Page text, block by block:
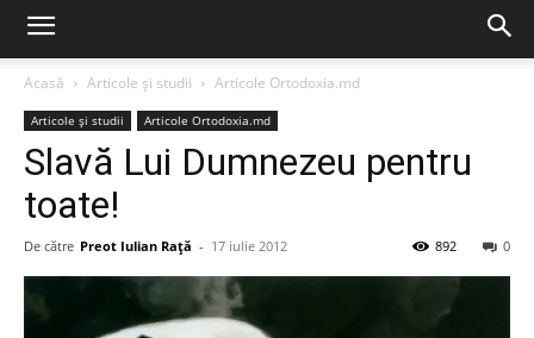
Acasă
Articole şi studii Articole Ortodoxia.md
Articole şi studii Articole Ortodoxia.md
Slavă Lui Dumnezeu pentru
toate!
De către Preot Iulian Raţă - 17 iulie 2012 0
892